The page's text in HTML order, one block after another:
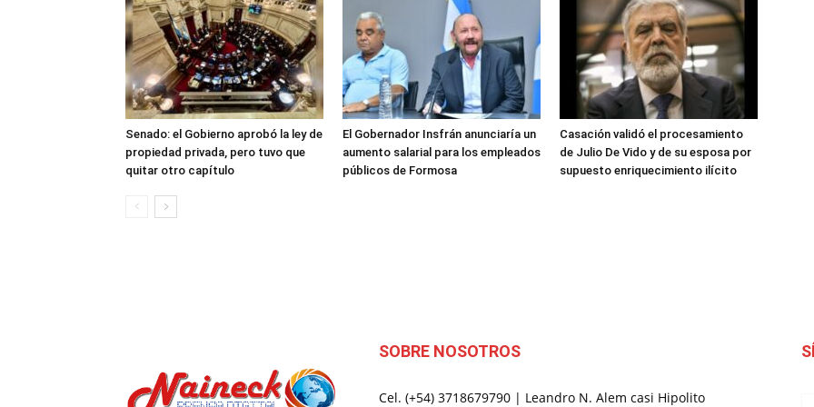
Senado: el Gobierno aprobó la ley de
propiedad privada, pero tuvo que
quitar otro capítulo
El Gobernador Insfrán anunciaría un
aumento salarial para los empleados
públicos de Formosa
Casación validó el procesamiento
de Julio De Vido y de su esposa por
supuesto enriquecimiento ilícito
SOBRE NOSOTROS
Cel. (+54) 3718679790 | Leandro N. Alem casi Hipolito